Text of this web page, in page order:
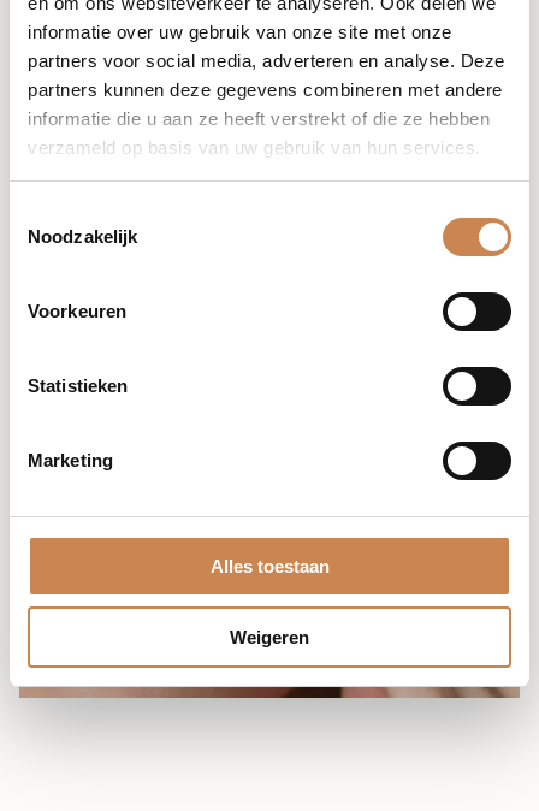
informatie over uw gebruik van onze site met onze
partners voor social media, adverteren en analyse. Deze
partners kunnen deze gegevens combineren met andere
informatie die u aan ze heeft verstrekt of die ze hebben
verzameld op basis van uw gebruik van hun services.
Noodzakelijk
Voorkeuren
Statistieken
Marketing
Alles toestaan
Weigeren
Zorg dat de huid rond de ogen schoon en
droog is voordat je het product aanbrengt.
Aanbrengen
Breng het serum aan op een schone, droge
02